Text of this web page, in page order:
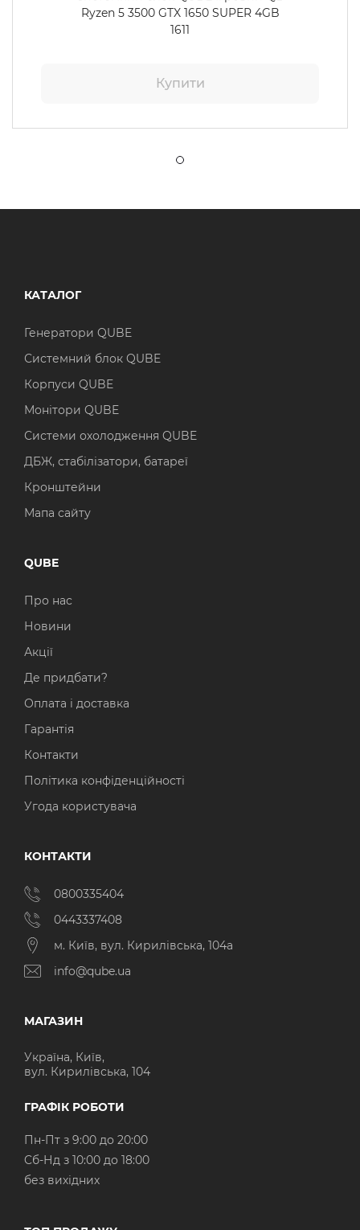
Ryzen 5 3500 GTX 1650 SUPER 4GB
1611
Купити
КАТАЛОГ
Генератори QUBE
Системний блок QUBE
Корпуси QUBE
Монітори QUBE
Системи охолодження QUBE
ДБЖ, стабілізатори, батареї
Кронштейни
Мапа сайту
QUBE
Про нас
Новини
Акції
Де придбати?
Оплата і доставка
Гарантія
Контакти
Політика конфіденційності
Угода користувача
КОНТАКТИ
0800335404
0443337408
м. Київ, вул. Кирилівська, 104а
info@qube.ua
МАГАЗИН
Україна, Київ,
вул. Кирилівська, 104
ГРАФІК РОБОТИ
Пн-Пт з 9:00 до 20:00
Cб-Нд з 10:00 до 18:00
без вихідних